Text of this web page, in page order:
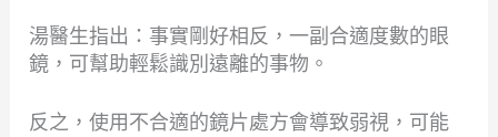
湯醫生指出：事實剛好相反，一副合適度數的眼
鏡，可幫助輕鬆識別遠離的事物。
反之，使用不合適的鏡片處方會導致弱視，可能